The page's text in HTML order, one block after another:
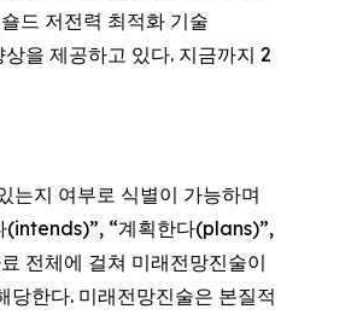
드 저전력 최적화 기술
을 제공하고 있다. 지금까지 2
는지 여부로 식별이 가능하며
“계획한다(plans)”,
전체에 걸쳐 미래전망진술이
한다. 미래전망진술은 본질적